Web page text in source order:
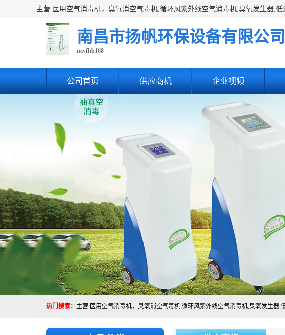
南昌市扬帆环保设备有限公司
ncyfhb168
公司首页 供应商机 企业视频
热门搜索：